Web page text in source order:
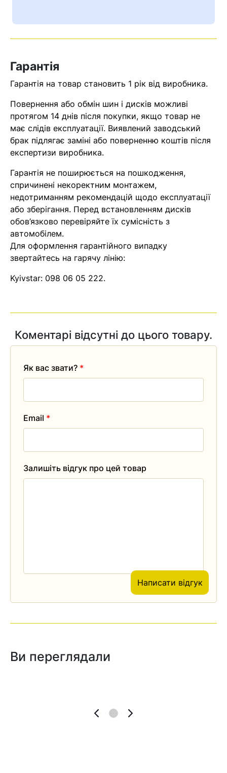
Помилка:
Оператор зв’яжеться з вами
найближчим часом
Гарантія
Гарантія на товар становить 1 рік від виробника.
Повернення або обмін шин і дисків можливі
протягом 14 днів після покупки, якщо товар не
має слідів експлуатації. Виявлений заводський
брак підлягає заміні або поверненню коштів після
експертизи виробника.
Гарантія не поширюється на пошкодження,
спричинені некоректним монтажем,
недотриманням рекомендацій щодо експлуатації
або зберігання. Перед встановленням дисків
обов’язково перевіряйте їх сумісність з
автомобілем.
Для оформлення гарантійного випадку
звертайтесь на гарячу лінію:
Kyivstar: 098 06 05 222.
Коментарі відсутні до цього товару.
Залишіть відгук про цей товар
Як вас звати? *
Email *
Написати відгук
Ви переглядали